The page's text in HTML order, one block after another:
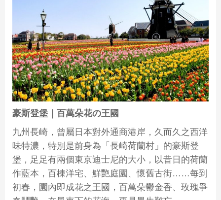
豪斯登堡｜百萬朵花の王國
九州長崎，曾屬日本對外通商港岸，久而久之西洋
味特濃，特別是前身為「長崎荷蘭村」的豪斯登
堡，足足有兩個東京迪士尼的大小，以昔日的荷蘭
作藍本，百棟洋宅、鮮艷庭園、懷舊古街……每到
初春，園內即成花之王國，百萬朵鬱金香、玫瑰爭